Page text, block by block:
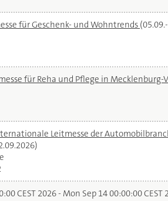
für Geschenk- und Wohntrends
für Reha und Pflege in Mecklenburg-
Leitmesse der
CEST 2026 - Mon Sep 14 00:00:00 CEST